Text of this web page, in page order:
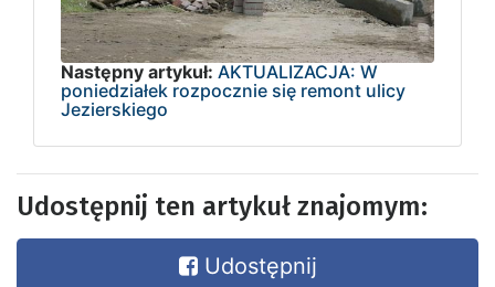
Następny artykuł: AKTUALIZACJA: W
poniedziałek rozpocznie się remont ulicy
Jezierskiego
Udostępnij ten artykuł znajomym:
Udostępnij